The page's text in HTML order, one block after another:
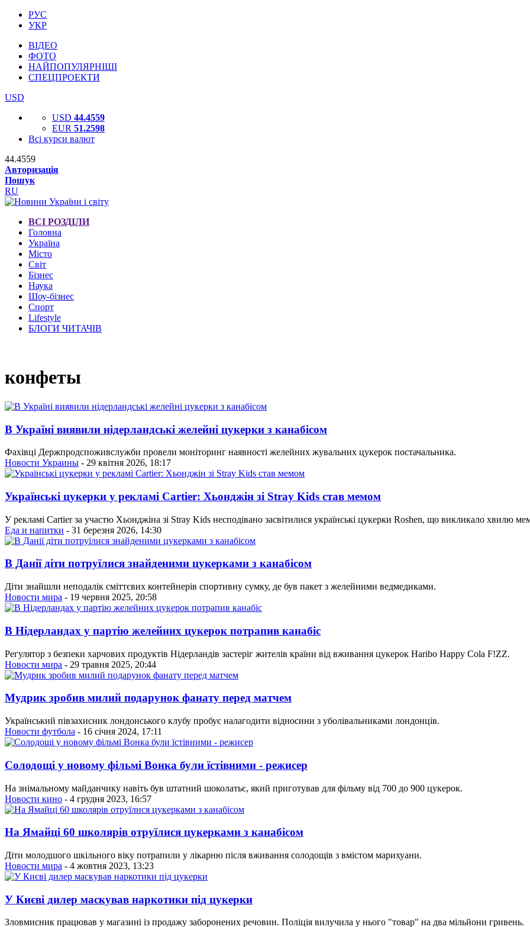
РУС
УКР
ВІДЕО
ФОТО
НАЙПОПУЛЯРНІШІ
СПЕЦПРОЕКТИ
USD
USD 44.4559
EUR 51.2598
Всі курси валют
44.4559
Авторизація
Пошук
RU
ВСІ РОЗДІЛИ
Головна
Україна
Місто
Світ
Бізнес
Наука
Шоу-бізнес
Спорт
Lifestyle
БЛОГИ ЧИТАЧІВ
конфеты
В Україні виявили нідерландські желейні цукерки з канабісом
Фахівці Держ­прод­спо­жив­служ­би про­ве­ли мо­ні­то­ринг на­яв­ності же­лей­них жу­валь­них цу­ке­рок пос­та­чаль­ни­ка.
Новости Украины - 29 квітня 2026, 18:17
Українські цукерки у рекламі Cartier: Хьонджін зі Stray Kids став мемом
У рекламі Cartier за участю Хьонджіна зі Stray Kids несподівано засвітилися українські цукерки Roshen, що викликало хвилю
Еда и напитки - 31 березня 2026, 14:30
В Данії діти потруїлися знайденими цукерками з канабісом
Діти знайшли неподалік сміттєвих контейнерів спортивну сумку, де був пакет з желейними ведмедиками.
Новости мира - 19 червня 2025, 20:58
В Нідерландах у партію желейних цукерок потрапив канабіс
Регулятор з безпеки харчових продуктів Нідерландів застеріг жителів країни від вживання цукерок Haribo Happy Cola F!ZZ.
Новости мира - 29 травня 2025, 20:44
Мудрик зробив милий подарунок фанату перед матчем
Український півзахисник лондонського клубу пробує налагодити відносини з уболівальниками лондонців.
Новости футбола - 16 січня 2024, 17:11
Солодощі у новому фільмі Вонка були їстівними - режисер
На знімальному майданчику навіть був штатний шоколатьє, який приготував для фільму від 700 до 900 цукерок.
Новости кино - 4 грудня 2023, 16:57
На Ямайці 60 школярів отруїлися цукерками з канабісом
Діти молодшого шкільного віку потрапили у лікарню після вживання солодощів з вмістом марихуани.
Новости мира - 4 жовтня 2023, 13:23
У Києві дилер маскував наркотики під цукерки
Зловмисник працював у магазині із продажу заборонених речовин. Поліція вилучила у нього "товар" на два мільйони гривень.